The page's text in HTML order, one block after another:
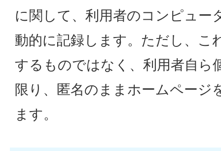
に関して、利用者のコンピュー
動的に記録します。ただし、こ
するものではなく、利用者自ら
限り、匿名のままホームページ
ます。